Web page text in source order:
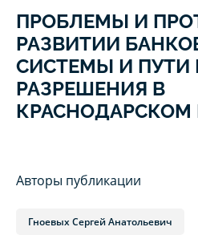
ПРОБЛЕМЫ И
РАЗВИТИИ
СИСТЕМЫ И ПУТИ
РАЗРЕШЕНИЯ В
КРАСНОДАРСКОМ
Авторы публикации
Гноевых Сергей Анатольевич